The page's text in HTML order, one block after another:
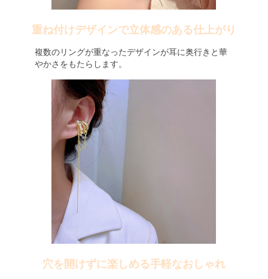
重ね付けデザインで立体感のある仕上がり
複数のリングが重なったデザインが耳に奥行きと華
やかさをもたらします。
穴を開けずに楽しめる手軽なおしゃれ